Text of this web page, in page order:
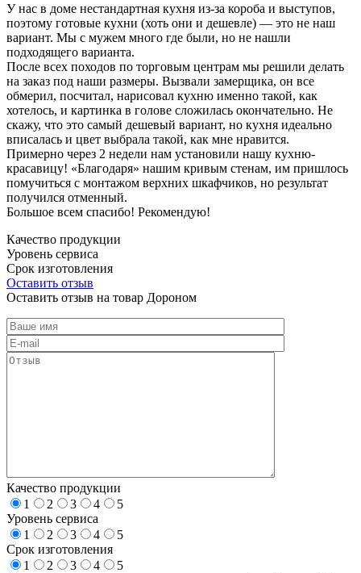
У нас в доме нестандартная кухня из-за короба и выступов,
поэтому готовые кухни (хоть они и дешевле) — это не наш
вариант. Мы с мужем много где были, но не нашли
подходящего варианта.
После всех походов по торговым центрам мы решили делать
на заказ под наши размеры. Вызвали замерщика, он все
обмерил, посчитал, нарисовал кухню именно такой, как
хотелось, и картинка в голове сложилась окончательно. Не
скажу, что это самый дешевый вариант, но кухня идеально
вписалась и цвет выбрала такой, как мне нравится.
Примерно через 2 недели нам установили нашу кухню-
красавицу! «Благодаря» нашим кривым стенам, им пришлось
помучиться с монтажом верхних шкафчиков, но результат
получился отменный.
Большое всем спасибо! Рекомендую!
Качество продукции
Уровень сервиса
Срок изготовления
Оставить отзыв
Оставить отзыв на товар Дороном
Качество продукции
1
2 3 4
5
Уровень сервиса
1
2 3 4
5
Срок изготовления
1
2 3 4
5